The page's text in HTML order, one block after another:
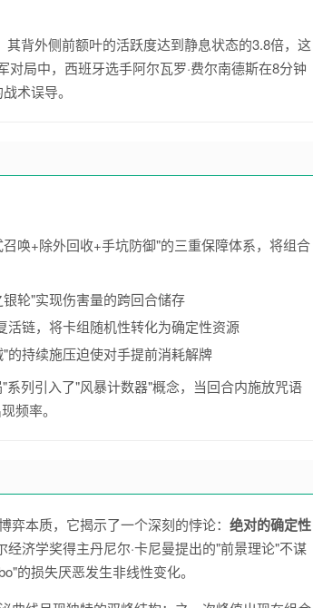
背外侧前额叶的活跃度达到静息状态的3.8倍，这
局中，西班牙选手阿尔瓦罗·费尔南德斯在8分钟
术误导。
唤+除外回收+手坑防御"的三重保障体系，将组合
轮"实现伤害量的跨回合储存
活链，将卡组随机性转化为确定性资源
的持续施压迫使对手提前消耗解牌
列引入了"风暴计数器"概念，当回合内施放咒语
频率。
本质，它揭示了一个深刻的悖论： 绝对的确定性
经济学奖得主丹尼尔·卡尼曼提出的"前景理论"不谋
的损失厌恶发生非线性变化。